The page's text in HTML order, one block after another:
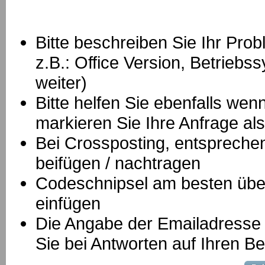
Bitte beschreiben Sie Ihr
z.B.: Office Version,
weiter)
Bitte helfen Sie ebenfalls
markieren Sie Ihre Anfrage
Bei Crossposting,
beifügen / nachtragen
Codeschnipsel am besten
einfügen
Die Angabe der
Sie bei Antworten auf Ihren